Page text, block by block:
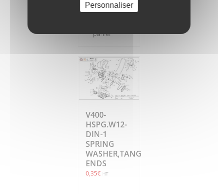
panier
V400-
HSPG.W12-
DIN-1
SPRING
WASHER,TANG
ENDS
0,35€ HT
Personnaliser